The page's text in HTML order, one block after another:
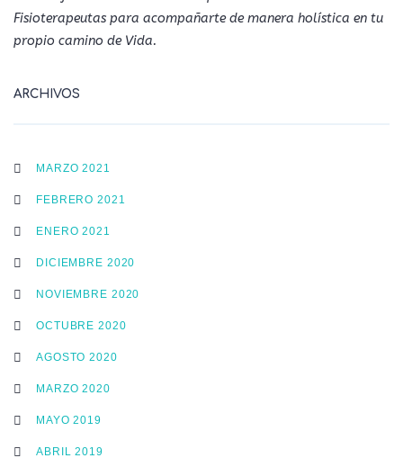
Fisioterapeutas para acompañarte de manera holística en tu
propio camino de Vida.
ARCHIVOS
MARZO 2021
FEBRERO 2021
ENERO 2021
DICIEMBRE 2020
NOVIEMBRE 2020
OCTUBRE 2020
AGOSTO 2020
MARZO 2020
MAYO 2019
ABRIL 2019